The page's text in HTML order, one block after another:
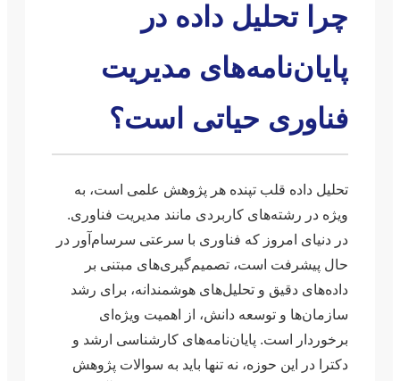
چرا تحلیل داده در
پایان‌نامه‌های مدیریت
فناوری حیاتی است؟
تحلیل داده قلب تپنده هر پژوهش علمی است، به
ویژه در رشته‌های کاربردی مانند مدیریت فناوری.
در دنیای امروز که فناوری با سرعتی سرسام‌آور در
حال پیشرفت است، تصمیم‌گیری‌های مبتنی بر
داده‌های دقیق و تحلیل‌های هوشمندانه، برای رشد
سازمان‌ها و توسعه دانش، از اهمیت ویژه‌ای
برخوردار است. پایان‌نامه‌های کارشناسی ارشد و
دکترا در این حوزه، نه تنها باید به سوالات پژوهش